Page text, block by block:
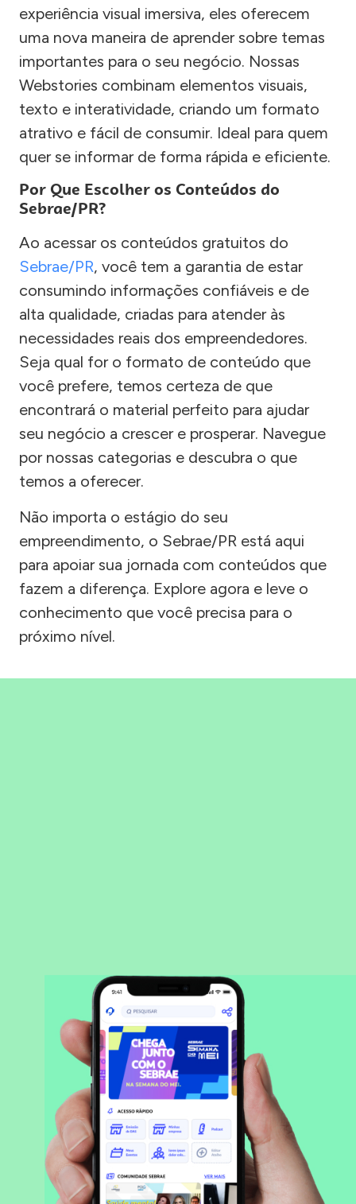
experiência visual imersiva, eles oferecem
uma nova maneira de aprender sobre temas
importantes para o seu negócio. Nossas
Webstories combinam elementos visuais,
texto e interatividade, criando um formato
atrativo e fácil de consumir. Ideal para quem
quer se informar de forma rápida e eficiente.
Por Que Escolher os Conteúdos do
Sebrae/PR?
Ao acessar os conteúdos gratuitos do
Sebrae/PR, você tem a garantia de estar
consumindo informações confiáveis e de
alta qualidade, criadas para atender às
necessidades reais dos empreendedores.
Seja qual for o formato de conteúdo que
você prefere, temos certeza de que
encontrará o material perfeito para ajudar
seu negócio a crescer e prosperar. Navegue
por nossas categorias e descubra o que
temos a oferecer.
Não importa o estágio do seu
empreendimento, o Sebrae/PR está aqui
para apoiar sua jornada com conteúdos que
fazem a diferença. Explore agora e leve o
conhecimento que você precisa para o
próximo nível.